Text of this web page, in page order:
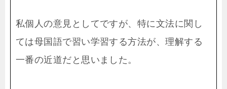
私個人の意見としてですが、特に文法に関し
ては母国語で習い学習する方法が、理解する
一番の近道だと思いました。